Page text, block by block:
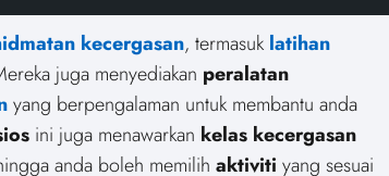
kecergasan, termasuk latihan
juga menyediakan peralatan
yang berpengalaman untuk membantu anda
ini juga menawarkan kelas kecergasan
anda boleh memilih aktiviti yang sesuai